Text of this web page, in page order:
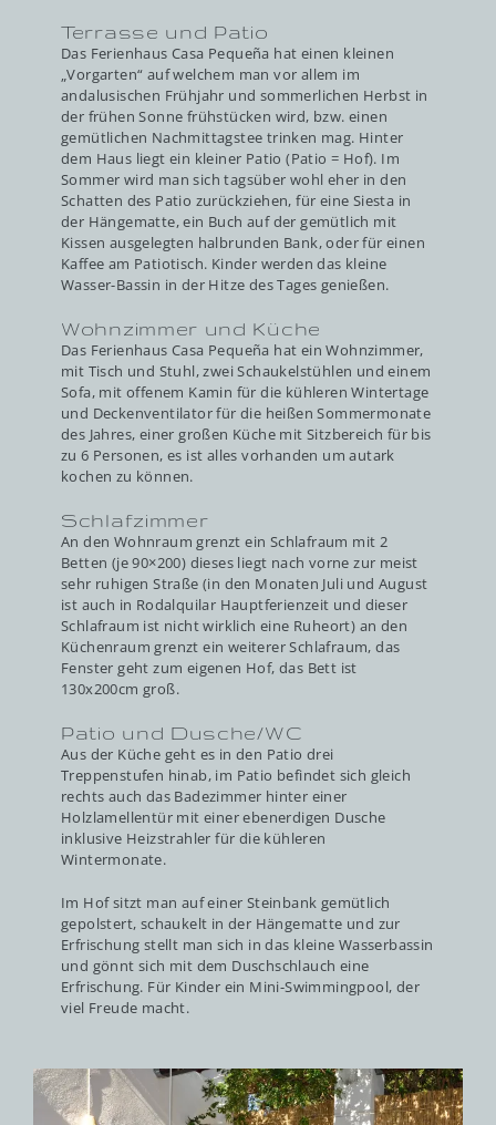
Terrasse und Patio
Das Ferienhaus Casa Pequeña hat einen kleinen
„Vorgarten“ auf welchem man vor allem im
andalusischen Frühjahr und sommerlichen Herbst in
der frühen Sonne frühstücken wird, bzw. einen
gemütlichen Nachmittagstee trinken mag. Hinter
dem Haus liegt ein kleiner Patio (Patio = Hof). Im
Sommer wird man sich tagsüber wohl eher in den
Schatten des Patio zurückziehen, für eine Siesta in
der Hängematte, ein Buch auf der gemütlich mit
Kissen ausgelegten halbrunden Bank, oder für einen
Kaffee am Patiotisch. Kinder werden das kleine
Wasser-Bassin in der Hitze des Tages genießen.
Wohnzimmer und Küche
Das Ferienhaus Casa Pequeña hat ein Wohnzimmer,
mit Tisch und Stuhl, zwei Schaukelstühlen und einem
Sofa, mit offenem Kamin für die kühleren Wintertage
und Deckenventilator für die heißen Sommermonate
des Jahres, einer großen Küche mit Sitzbereich für bis
zu 6 Personen, es ist alles vorhanden um autark
kochen zu können.
Schlafzimmer
An den Wohnraum grenzt ein Schlafraum mit 2
Betten (je 90×200) dieses liegt nach vorne zur meist
sehr ruhigen Straße (in den Monaten Juli und August
ist auch in Rodalquilar Hauptferienzeit und dieser
Schlafraum ist nicht wirklich eine Ruheort) an den
Küchenraum grenzt ein weiterer Schlafraum, das
Fenster geht zum eigenen Hof, das Bett ist
130x200cm groß.
Patio und Dusche/WC
Aus der Küche geht es in den Patio drei
Treppenstufen hinab, im Patio befindet sich gleich
rechts auch das Badezimmer hinter einer
Holzlamellentür mit einer ebenerdigen Dusche
inklusive Heizstrahler für die kühleren
Wintermonate.
Im Hof sitzt man auf einer Steinbank gemütlich
gepolstert, schaukelt in der Hängematte und zur
Erfrischung stellt man sich in das kleine Wasserbassin
und gönnt sich mit dem Duschschlauch eine
Erfrischung. Für Kinder ein Mini-Swimmingpool, der
viel Freude macht.